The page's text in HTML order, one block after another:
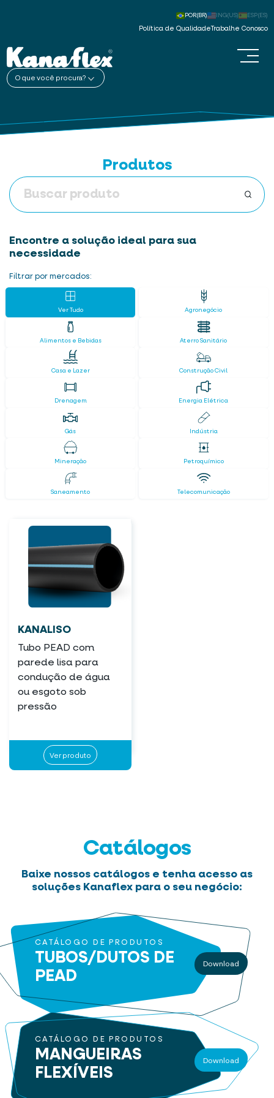
Política de Qualidade Trabalhe Conosco
POR(BR) ING(US) ESP(ES)
O que você procura?
Produtos
Encontre a solução ideal para sua
necessidade
Filtrar por mercados:
Ver Tudo Agronegócio
Alimentos e Bebidas Aterro Sanitário
Casa e Lazer Construção Civil
Drenagem Energia Elétrica
Gás Indústria
Mineração Petroquímico
Saneamento Telecomunicação
KANALISO
Tubo PEAD com
parede lisa para
condução de água
ou esgoto sob
pressão
Ver produto
Catálogos
Baixe nossos catálogos e tenha acesso as
soluções Kanaflex para o seu negócio:
CATÁLOGO DE PRODUTOS
TUBOS/DUTOS DE
PEAD
Download
CATÁLOGO DE PRODUTOS
MANGUEIRAS
FLEXÍVEIS
Download